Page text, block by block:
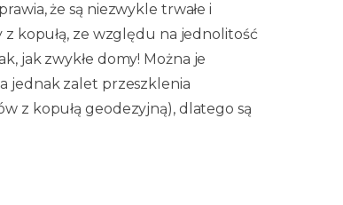
że są niezwykle trwałe i
kopułą, ze względu na jednolitość
jak zwykłe domy! Można je
jednak zalet przeszklenia
z kopułą geodezyjną), dlatego są